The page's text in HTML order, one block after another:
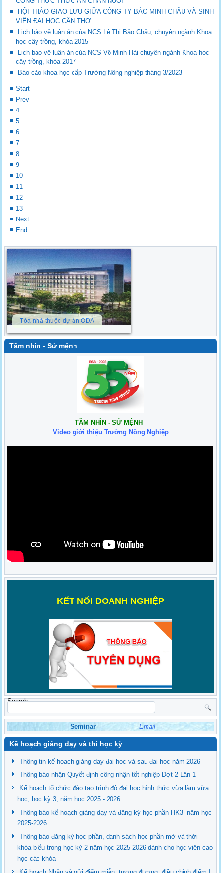
HỘI THẢO GIAO LƯU GIỮA CÔNG TY BẢO MINH CHÂU VÀ SINH
VIÊN ĐẠI HỌC CẦN THƠ
Lịch bảo vệ luận án của NCS Lê Thị Bảo Châu, chuyên ngành Khoa
học cây trồng, khóa 2015
Lịch bảo vệ luận án của NCS Võ Minh Hải chuyên ngành Khoa học
cây trồng, khóa 2017
Báo cáo khoa học cấp Trường Nông nghiệp tháng 3/2023
Start
Prev
4
5
6
7
8
9
10
11
12
13
Next
End
Tòa nhà thuộc dự án ODA
Tầm nhìn - Sứ mệnh
TẦM NHÌN - SỨ MỆNH
Video giới thiệu Trường Nông Nghiệp
KẾT NỐI DOANH NGHIỆP
Search
Seminar Email
Kế hoạch giảng dạy và thi học kỳ
Thông tin kế hoạch giảng dạy đại học và sau đại học năm 2026
Thông báo nhận Quyết định công nhận tốt nghiệp Đợt 2 Lần 1
Kế hoạch tổ chức đào tạo trình độ đại học hình thức vừa làm vừa
học, học kỳ 3, năm học 2025 - 2026
Thông báo kế hoạch giảng dạy và đăng ký học phần HK3, năm học
2025-2026
Thông báo đăng ký học phần, danh sách học phần mở và thời
khóa biểu trong học kỳ 2 năm học 2025-2026 dành cho học viên cao
học các khóa